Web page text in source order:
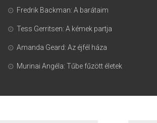
Fredrik Backman: A barátaim
Tess Gerritsen: A kémek partja
Amanda Geard: Az éjfél háza
Murinai Angéla: Tűbe fűzött életek